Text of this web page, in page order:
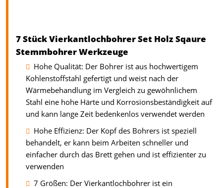
7 Stück Vierkantlochbohrer Set Holz Sqaure
Stemmbohrer Werkzeuge
Hohe Qualität: Der Bohrer ist aus hochwertigem
Kohlenstoffstahl gefertigt und weist nach der
Wärmebehandlung im Vergleich zu gewöhnlichem
Stahl eine hohe Härte und Korrosionsbeständigkeit auf
und kann lange Zeit bedenkenlos verwendet werden
Hohe Effizienz: Der Kopf des Bohrers ist speziell
behandelt, er kann beim Arbeiten schneller und
einfacher durch das Brett gehen und ist effizienter zu
verwenden
7 Größen: Der Vierkantlochbohrer ist ein